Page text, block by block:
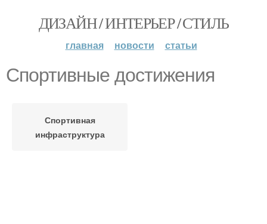
ДИЗАЙН / ИНТЕРЬЕР / СТИЛЬ
главная новости статьи
Спортивные достижения
Спортивная
инфраструктура